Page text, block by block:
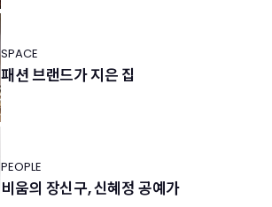
SPACE
패션 브랜드가 지은 집
PEOPLE
비움의 장신구, 신혜정 공예가